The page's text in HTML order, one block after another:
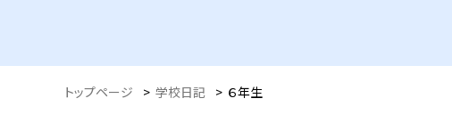
トップページ > 学校日記 > ６年生